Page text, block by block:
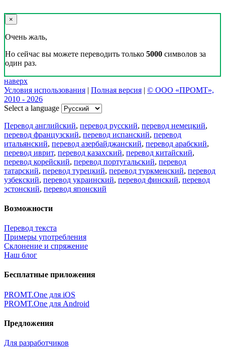
×
Очень жаль,
Но сейчас вы можете переводить только 5000 символов за
один раз.
наверх
Условия использования | Полная версия | © ООО «ПРОМТ»,
2010 - 2026
Select a language
Перевод английский, перевод русский, перевод немецкий,
перевод французский, перевод испанский, перевод
итальянский, перевод азербайджанский, перевод арабский,
перевод иврит, перевод казахский, перевод китайский,
перевод корейский, перевод португальский, перевод
татарский, перевод турецкий, перевод туркменский, перевод
узбекский, перевод украинский, перевод финский, перевод
эстонский, перевод японский
Возможности
Перевод текста
Примеры употребления
Склонение и спряжение
Наш блог
Бесплатные приложения
PROMT.One для iOS
PROMT.One для Android
Предложения
Для разработчиков